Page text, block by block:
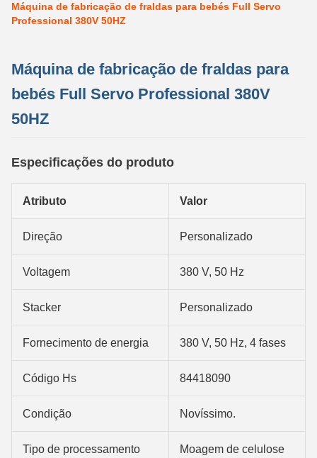
Máquina de fabricação de fraldas para bebés Full Servo
Professional 380V 50HZ
Máquina de fabricação de fraldas para
bebés Full Servo Professional 380V
50HZ
Especificações do produto
Atributo Valor
Direção Personalizado
Voltagem 380 V, 50 Hz
Stacker Personalizado
Fornecimento de energia 380 V, 50 Hz, 4 fases
Código Hs 84418090
Condição Novíssimo.
Tipo de processamento Moagem de celulose